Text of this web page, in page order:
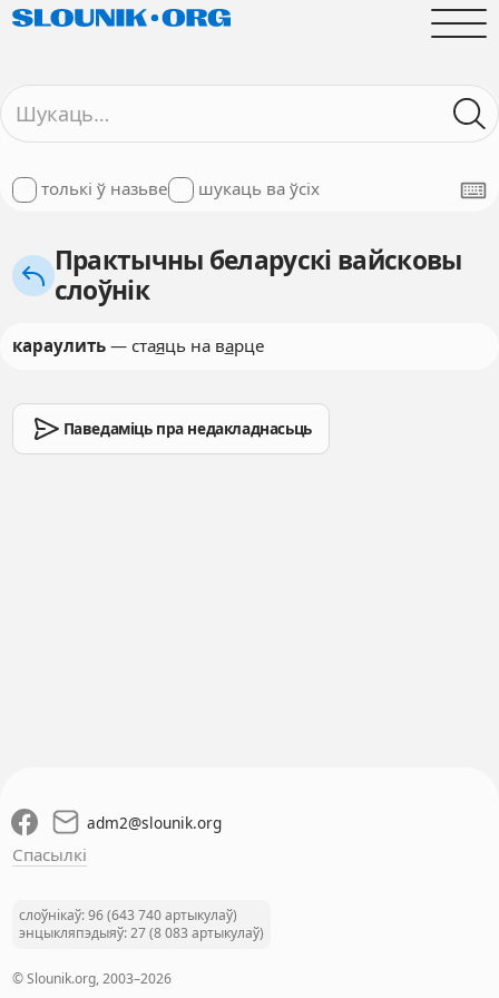
толькі ў назьве шукаць ва ўсіх
Практычны беларускі вайсковы
слоўнік
караулить— стаяць на варце
Паведаміць пра недакладнасьць
adm2@slounik.org
Спасылкі
слоўнікаў: 96 (643 740 артыкулаў)
энцыкляпэдыяў: 27 (8 083 артыкулаў)
© Slounik.org, 2003–2026